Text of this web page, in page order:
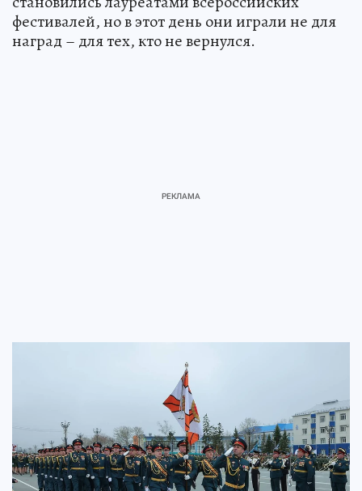
фестивалей, но в этот день они играли не для
наград – для тех, кто не вернулся.